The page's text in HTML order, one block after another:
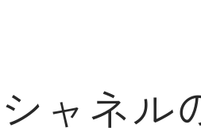
シャネル